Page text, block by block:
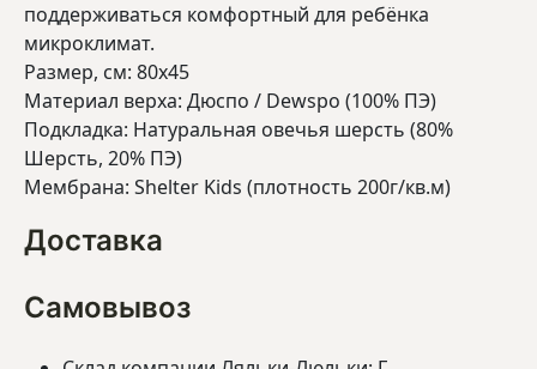
поддерживаться комфортный для ребёнка
микроклимат.
Размер, см: 80х45
Материал верха: Дюспо / Dewspo (100% ПЭ)
Подкладка: Натуральная овечья шерсть (80%
Шерсть, 20% ПЭ)
Мембрана: Shelter Kids (плотность 200г/кв.м)
Доставка
Самовывоз